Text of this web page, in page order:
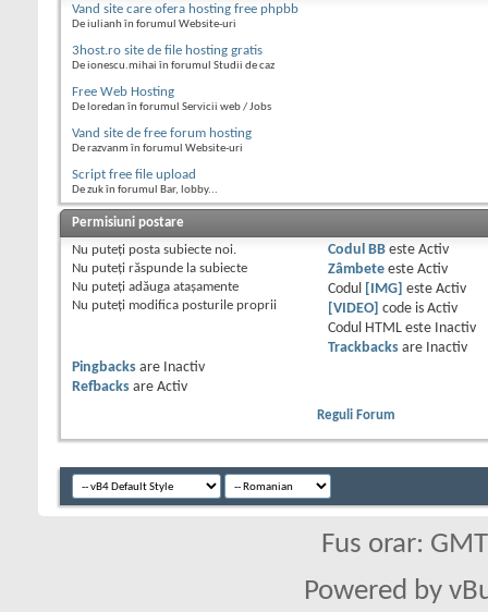
Vand site care ofera hosting free phpbb
De iulianh în forumul Website-uri
3host.ro site de file hosting gratis
De ionescu.mihai în forumul Studii de caz
Free Web Hosting
De loredan în forumul Servicii web / Jobs
Vand site de free forum hosting
De razvanm în forumul Website-uri
Script free file upload
De zuk în forumul Bar, lobby...
Permisiuni postare
Nu puteţi posta subiecte noi.
Nu puteţi răspunde la subiecte
Nu puteţi adăuga ataşamente
Nu puteţi modifica posturile proprii
Codul BBeste Activ
Zâmbeteeste Activ
Codul
[IMG] este Activ
[VIDEO]
code is Activ
Codul HTML este
Inactiv
Trackbacksare
Inactiv
Pingbacks are
Inactiv
Refbacks are Activ
Reguli Forum
Fus orar:
Powered by